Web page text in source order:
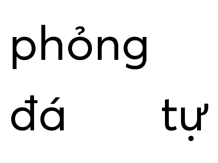
phỏng
đá tự